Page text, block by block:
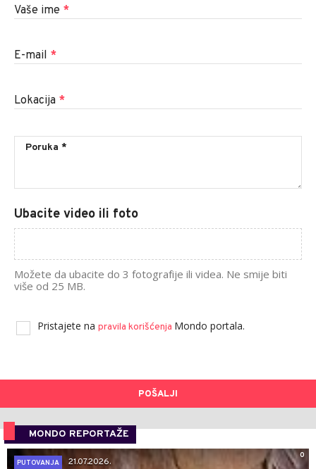
Vaše ime *
E-mail *
Lokacija *
Ubacite video ili foto
Možete da ubacite do 3 fotografije ili videa. Ne smije biti
više od 25 MB.
Pristajete na pravila korišćenja Mondo portala.
POŠALJI
MONDO REPORTAŽE
0
PUTOVANJA
21.07.2026.